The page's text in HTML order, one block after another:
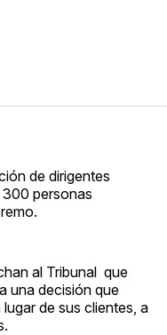
de dirigentes
personas
al Tribunal que
una decisión que
de sus clientes, a